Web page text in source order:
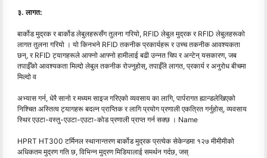
३. लागत:
बार्कोड मुद्रक र बार्कोड लेबुलहरूसँग तुलना गरियो, RFID लेबुल मुद्रक र RFID लेबुलहरूको
लागत तुलना गरियो । यो किनभने RFID तकनीक प्रकार्यहरू र उच्च तकनीक आवश्यकता
छन्, र RFID ट्यागहरूले आफ्नो आफ्नो हामीलाई बढी उन्नत चिप र अन्टेन् यसकारण, जब
तपाईँको आवश्यकता मिल्दो लेबुल तकनीक रोज्नुहोस्, तपाईँले लागत, प्रकार्य र अनुरोध बीचमा
मिल्दो व
अभ्यास गर्न, धेरै सानो र मध्यम साइज गरिएको व्यवसाय का लागि, पार्परागत ह्यान्डलेखिएको
निश्चित अस्तित्व ट्यागहरू बदल्न प्राप्तिक र लागि प्रयोग प्रणाली एकत्रित गर्नुहोस्, व्यवसाय
स्थिर एउटा-वस्तु-एउटा-एउटा-कोड प्रणाली प्राप्त गर्न सक्छ । Name
HPRT HT300 टर्मिनल स्थानान्तरण बार्कोड मुद्रक प्रत्येक सेकेन्डमा १२७ मीमीमीको
अधिकतम मुद्रण गति छ, विभिन्न मुद्रण मिडियालाई समर्थन गर्दछ, जस्